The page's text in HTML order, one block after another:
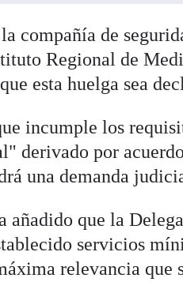
compañía de
Regional de
esta huelga sea
incumple los
derivado por
una demanda
añadido que la
servicios
relevancia que